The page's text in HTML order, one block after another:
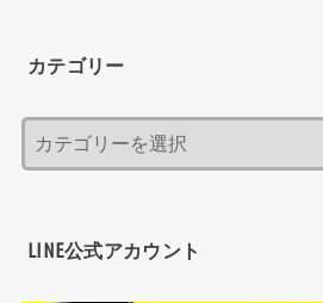
カテゴリー
LINE公式アカウント